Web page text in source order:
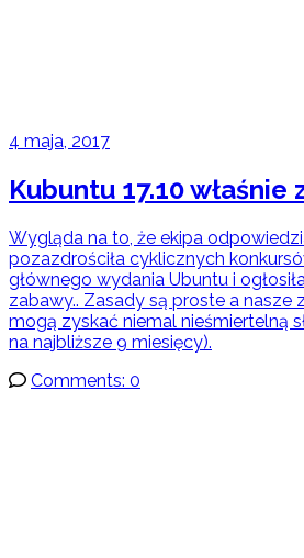
4 maja, 2017
Kubuntu 17.10
Wygląda na to, że ekipa
pozazdrościła cyklicznych
głównego wydania Ubuntu i
zabawy.. Zasady są proste a nasze
mogą zyskać niemal nieśmiertelną
na najbliższe 9 miesięcy).
Comments: 0